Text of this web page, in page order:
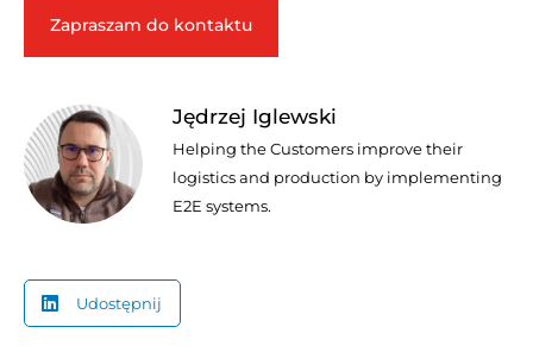
Zapraszam do kontaktu
Jędrzej Iglewski
Helping the Customers improve their
logistics and production by implementing
E2E systems.
Udostępnij